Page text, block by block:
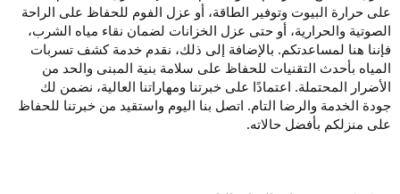
على حرارة البيوت وتوفير الطاقة، أو عزل الفوم للحفاظ على الراحة
الصوتية والحرارية، أو حتى عزل الخزانات لضمان نقاء مياه الشرب،
فإننا هنا لمساعدتكم. بالإضافة إلى ذلك، نقدم خدمة كشف تسربات
المياه بأحدث التقنيات للحفاظ على سلامة بنية المبنى والحد من
الأضرار المحتملة. اعتمادًا على خبرتنا ومهاراتنا العالية، نضمن لك
جودة الخدمة والرضا التام. اتصل بنا اليوم واستقيد من خبرتنا للحفاظ
على منزلكم بأفضل حالاته.